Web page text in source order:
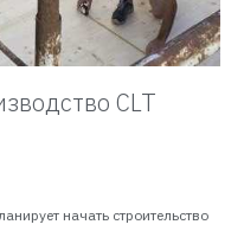
CLT
начать строительство